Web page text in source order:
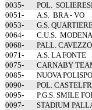
0035-
POL.
0051-
A.S. BRA - VO
0053-
G.S.
0064-
C.U.S. MODENA
0068-
PALL. CAVEZZO
0071-
A.S. LA FONTE
0075-
CARNABY
0085-
NUOVA
0090-
POL.
0095-
P.G.S. SMILE
0097-
STADIUM